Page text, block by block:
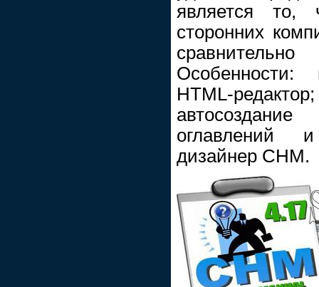
является то,
сторонних
Особенности:
HTML-
оглавлений
дизайнер CHM.